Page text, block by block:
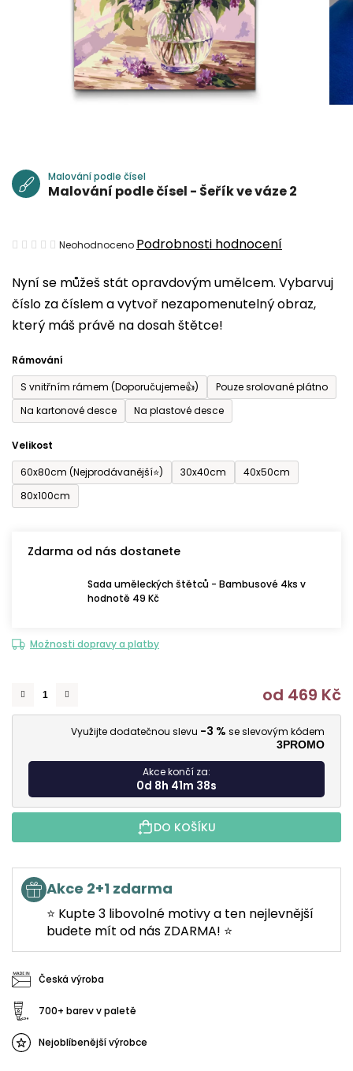
Nyní se můžeš stát opravdovým umělcem. Vybarvuj
číslo za číslem a vytvoř nezapomenutelný obraz,
který máš právě na dosah štětce!
Rámování
S vnitřním rámem (Doporučujeme👍)
Pouze srolované plátno
Na kartonové desce
Na plastové desce
Velikost
60x80cm (Nejprodávanější⭐)
30x40cm
40x50cm
80x100cm
Zdarma od nás dostanete
Sada uměleckých štětců - Bambusové 4ks v
hodnotě 49 Kč
Možnosti dopravy a platby
od 469 Kč
Využijte dodatečnou slevu -3 % se slevovým kódem
3PROMO
Akce končí za:
0d 8h 41m 37s
DO KOŠÍKU
Akce 2+1 zdarma
⭐ Kupte 3 libovolné motivy a ten nejlevnější
budete mít od nás ZDARMA! ⭐
Česká výroba
700+ barev v paletě
Nejoblíbenější výrobce
Malování podle čísel
Malování podle čísel - Šeřík ve váze 2
Průměrné
produktu
je
0,0
5
hvězdiček.
Neohodnoceno Podrobnosti hodnocení